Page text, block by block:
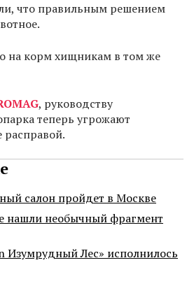
что правильным решением
на корм хищникам в том же
, руководству
теперь угрожают
салон пройдет в Москве
нашли необычный фрагмент
Изумрудный Лес» исполнилось